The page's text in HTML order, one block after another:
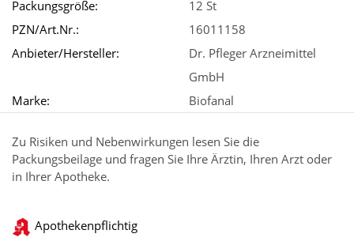
Packungsgröße:
12 St
PZN/Art.Nr.:
16011158
Anbieter/Hersteller:
Dr. Pfleger Arzneimittel
GmbH
Marke:
Biofanal
Zu Risiken und Nebenwirkungen lesen Sie die
Packungsbeilage und fragen Sie Ihre Ärztin, Ihren Arzt oder
in Ihrer Apotheke.
Apothekenpflichtig